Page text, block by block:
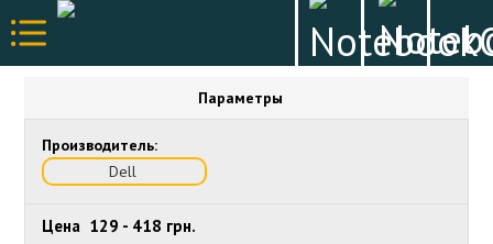
Параметры
Производитель:
Dell
Цена 129 - 418 грн.